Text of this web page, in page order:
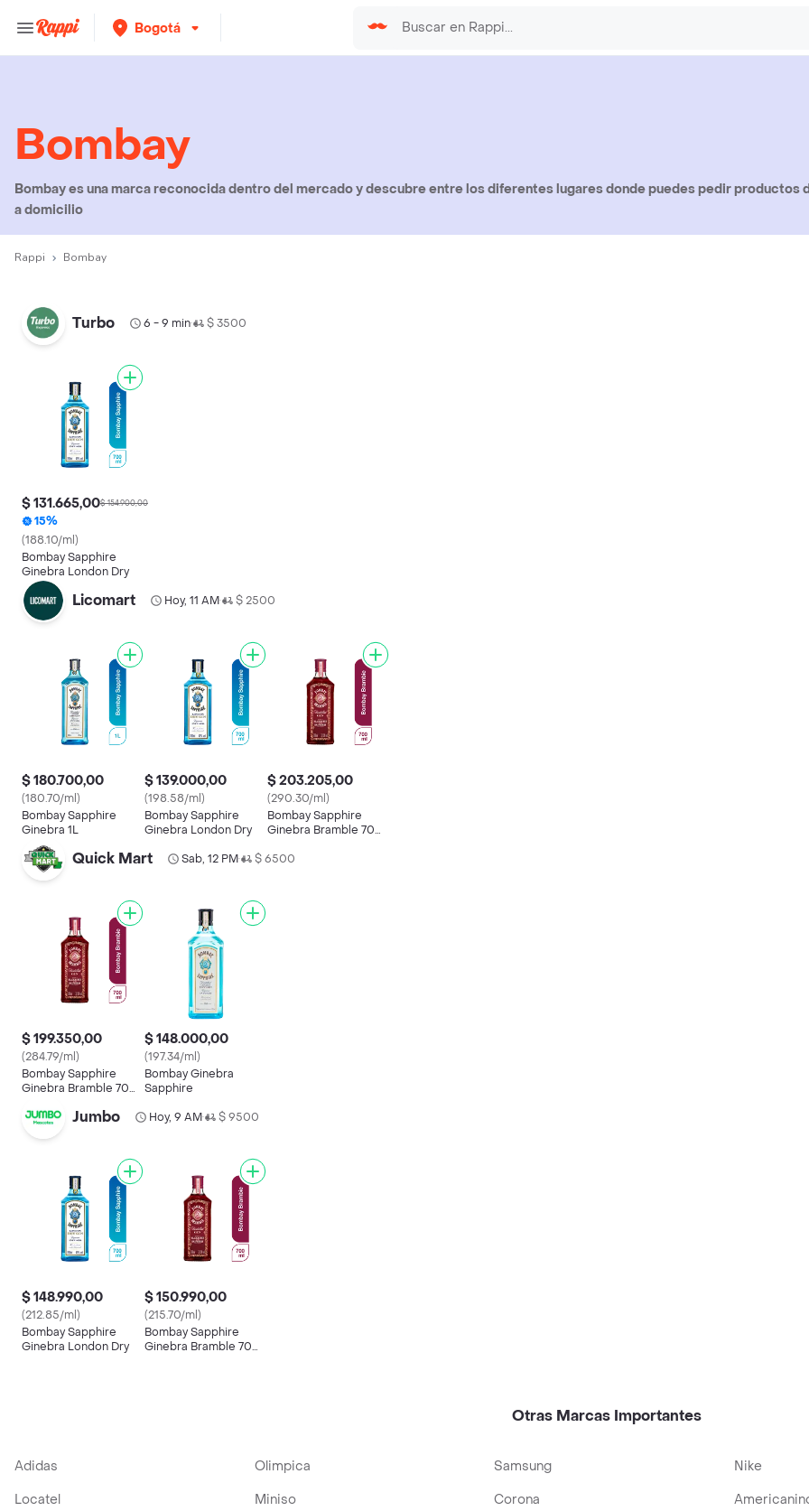
Bogotá
Bombay
Bombay es una marca reconocida dentro del mercado y descubre entre los diferentes lugares donde puedes pedir productos
a domicilio
Rappi Bombay
Turbo 6 - 9 min• $ 3500
$ 131.665,00$ 154.900,00
15%
(188.10/ml)
Bombay Sapphire
Ginebra London Dry
Licomart Hoy, 11 AM• $ 2500
$ 180.700,00
(180.70/ml)
Bombay Sapphire
Ginebra 1L
$ 139.000,00
(198.58/ml)
Bombay Sapphire
Ginebra London Dry
$ 203.205,00
(290.30/ml)
Bombay Sapphire
Ginebra Bramble 700
Quick Mart Sab, 12 PM• $ 6500
$ 199.350,00
(284.79/ml)
Bombay Sapphire
Ginebra Bramble 700
$ 148.000,00
(197.34/ml)
Bombay Ginebra
Sapphire
Jumbo Hoy, 9 AM• $ 9500
$ 148.990,00
(212.85/ml)
Bombay Sapphire
Ginebra London Dry
$ 150.990,00
(215.70/ml)
Bombay Sapphire
Ginebra Bramble 700
Otras Marcas Importantes
Adidas Olimpica Samsung Nike
Locatel
Miniso Corona